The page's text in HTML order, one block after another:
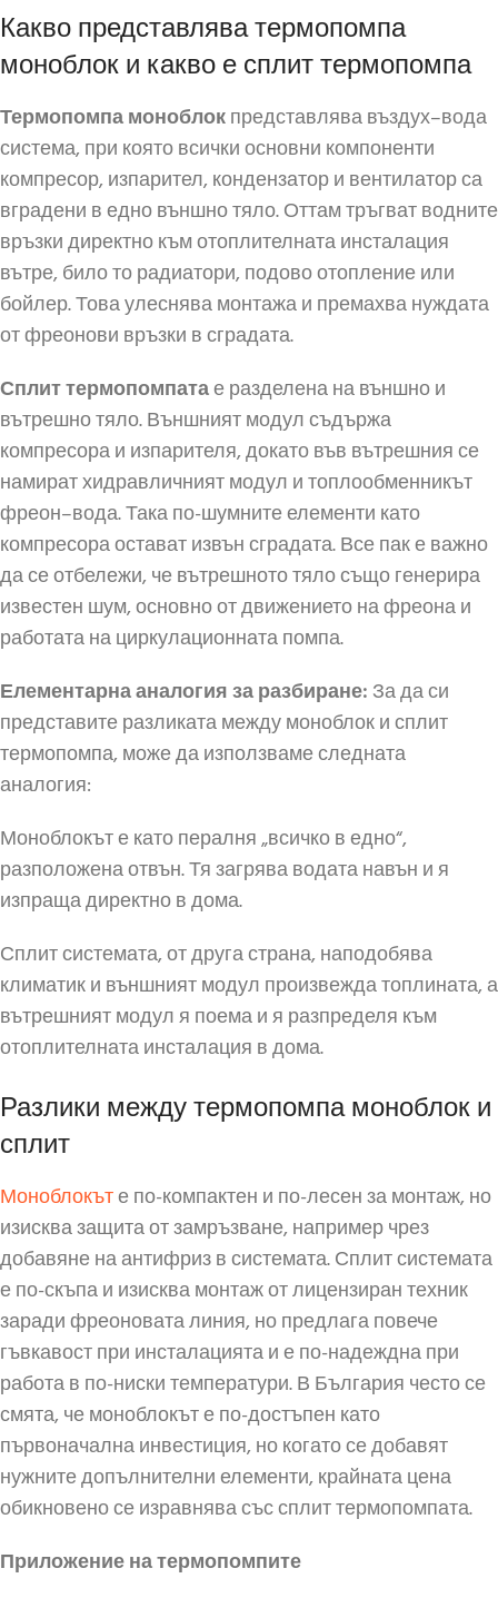
Какво представлява термопомпа
моноблок и какво е сплит термопомпа
Термопомпа моноблокпредставлява въздух–вода
система, при която всички основни компоненти
компресор, изпарител, кондензатор и вентилатор са
вградени в едно външно тяло. Оттам тръгват водните
връзки директно към отоплителната инсталация
вътре, било то радиатори, подово отопление или
бойлер. Това улеснява монтажа и премахва нуждата
от фреонови връзки в сградата.
Сплит термопомпатае разделена на външно и
вътрешно тяло. Външният модул съдържа
компресора и изпарителя, докато във вътрешния се
намират хидравличният модул и топлообменникът
фреон–вода. Така по-шумните елементи като
компресора остават извън сградата. Все пак е важно
да се отбележи, че вътрешното тяло също генерира
известен шум, основно от движението на фреона и
работата на циркулационната помпа.
Елементарна аналогия за разбиране: За да си
представите разликата между моноблок и сплит
термопомпа, може да използваме следната
аналогия:
Моноблокът е като пералня „всичко в едно“,
разположена отвън. Тя загрява водата навън и я
изпраща директно в дома.
Сплит системата, от друга страна, наподобява
климатик и външният модул произвежда топлината, а
вътрешният модул я поема и я разпределя към
отоплителната инсталация в дома.
Разлики между термопомпа моноблок и
сплит
Моноблокъте по-компактен и по-лесен за монтаж, но
изисква защита от замръзване, например чрез
добавяне на антифриз в системата. Сплит системата
е по-скъпа и изисква монтаж от лицензиран техник
заради фреоновата линия, но предлага повече
гъвкавост при инсталацията и е по-надеждна при
работа в по-ниски температури. В България често се
смята, че моноблокът е по-достъпен като
първоначална инвестиция, но когато се добавят
нужните допълнителни елементи, крайната цена
обикновено се изравнява със сплит термопомпата.
Приложение на термопомпите